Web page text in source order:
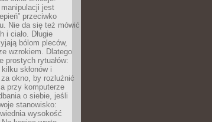
jest
przeciwko
Nie da się też mówić
i ciało. Długie
bólom pleców,
wzrokiem. Dlatego
prostych rytuałów:
skłonów i
okno, by rozluźnić
przy komputerze
o siebie, jeśli
stanowisko:
wysokość